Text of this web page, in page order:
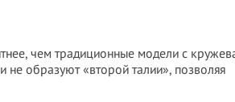
чем традиционные модели с
не образуют «второй талии», позволяя